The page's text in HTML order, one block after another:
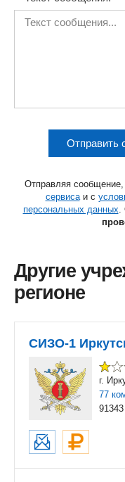
Отправить
Отправляя
сервисаи с
персональных данных.
Другие
регионе
СИЗО-1
г.
77